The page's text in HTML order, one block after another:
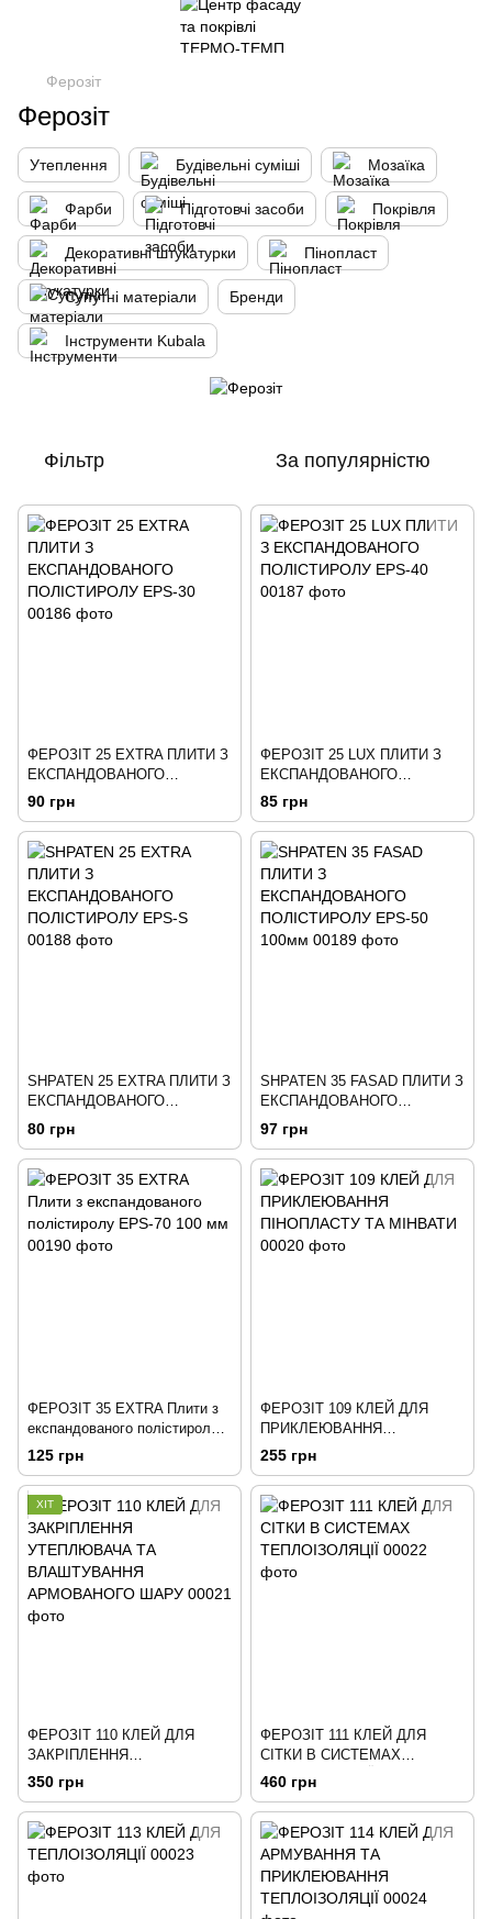
Ферозіт
Ферозіт
Утеплення Будівельні суміші Мозаїка
Фарби Підготовчі засоби Покрівля
Декоративні штукатурки Пінопласт
Супутні матеріали Бренди
Інструменти Kubala
Фільтр За популярністю
ФЕРОЗІТ 25 EXTRA ПЛИТИ З
ЕКСПАНДОВАНОГО
ПОЛІСТИРОЛУ EPS-30
90 грн
ФЕРОЗІТ 25 LUX ПЛИТИ З
ЕКСПАНДОВАНОГО
ПОЛІСТИРОЛУ EPS-40
85 грн
SHPATEN 25 EXTRA ПЛИТИ З
ЕКСПАНДОВАНОГО
ПОЛІСТИРОЛУ EPS-S
80 грн
SHPATEN 35 FASAD ПЛИТИ З
ЕКСПАНДОВАНОГО
ПОЛІСТИРОЛУ EPS-50 100мм
97 грн
ФЕРОЗІТ 35 EXTRA Плити з
експандованого полістиролу
EPS-70 100 мм
125 грн
ФЕРОЗІТ 109 КЛЕЙ ДЛЯ
ПРИКЛЕЮВАННЯ
ПІНОПЛАСТУ ТА МІНВАТИ
255 грн
ХІТ
ФЕРОЗІТ 110 КЛЕЙ ДЛЯ
ЗАКРІПЛЕННЯ
УТЕПЛЮВАЧА ТА
ВЛАШТУВАННЯ
АРМОВАНОГО ШАРУ
350 грн
ФЕРОЗІТ 111 КЛЕЙ ДЛЯ
СІТКИ В СИСТЕМАХ
ТЕПЛОІЗОЛЯЦІЇ
460 грн